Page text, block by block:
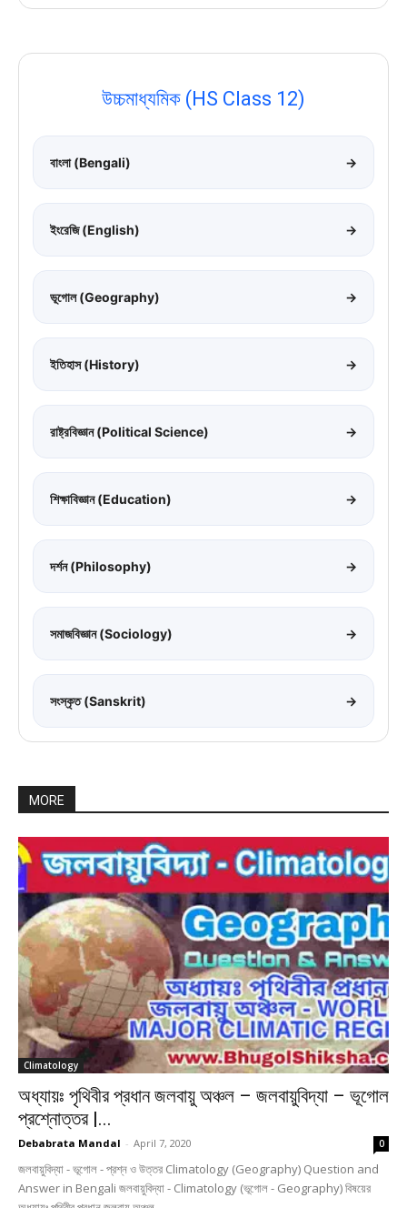
উচ্চমাধ্যমিক (HS Class 12)
বাংলা (Bengali) →
ইংরেজি (English) →
ভূগোল (Geography) →
ইতিহাস (History) →
রাষ্ট্রবিজ্ঞান (Political Science) →
শিক্ষাবিজ্ঞান (Education) →
দর্শন (Philosophy) →
সমাজবিজ্ঞান (Sociology) →
সংস্কৃত (Sanskrit) →
MORE
Climatology
অধ্যায়ঃ পৃথিবীর প্রধান জলবায়ু অঞ্চল – জলবায়ুবিদ্যা – ভূগোল
প্রশ্নোত্তর |...
Debabrata Mandal - April 7, 2020 0
জলবায়ুবিদ্যা - ভূগোল - প্রশ্ন ও উত্তর Climatology (Geography) Question and
Answer in Bengali জলবায়ুবিদ্যা - Climatology (ভূগোল - Geography) বিষয়ের